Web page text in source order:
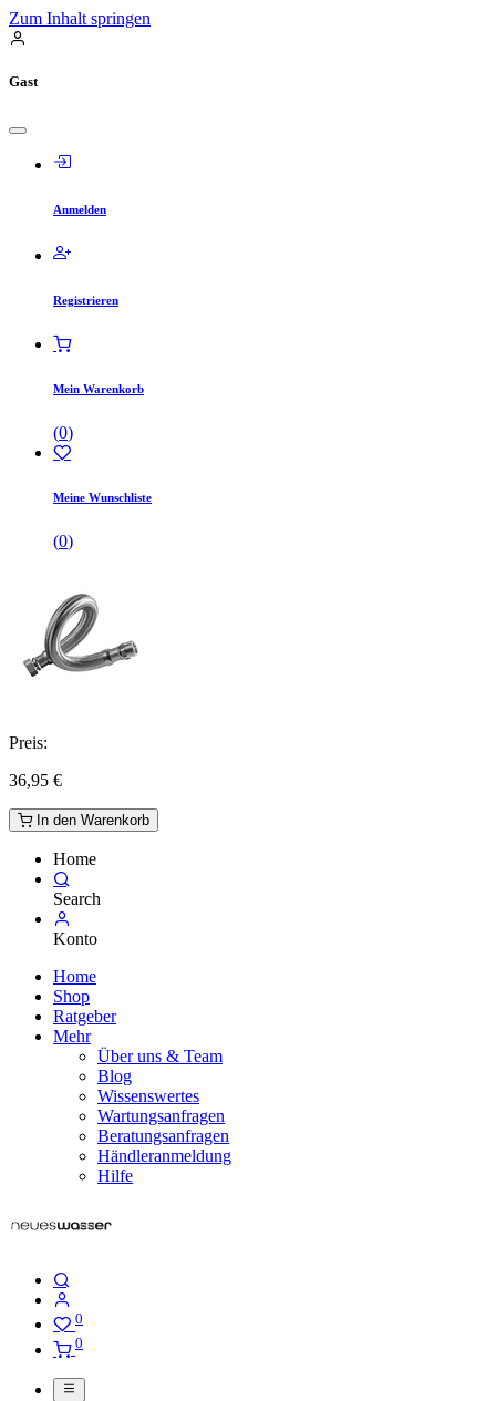
Zum Inhalt springen
Gast
Anmelden
Registrieren
Mein Warenkorb
(0)
Meine Wunschliste
(0)
Preis:
36,95 €
In den Warenkorb
Home
Search
Konto
Home
Shop
Ratgeber
Mehr
Über uns & Team
Blog
Wissenswertes
Wartungsanfragen
Beratungsanfragen
Händleranmeldung
Hilfe
0
0